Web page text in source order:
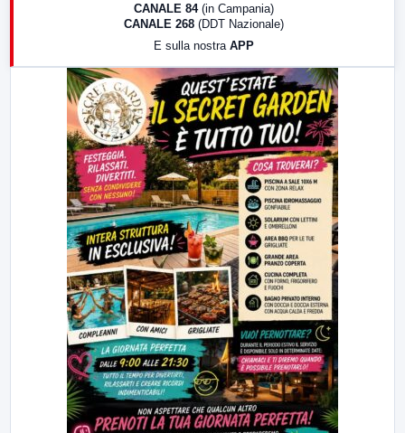
LabNews (replica)
CANALE 84 (in Campania)
CANALE 268 (DDT Nazionale)
E sulla nostra APP